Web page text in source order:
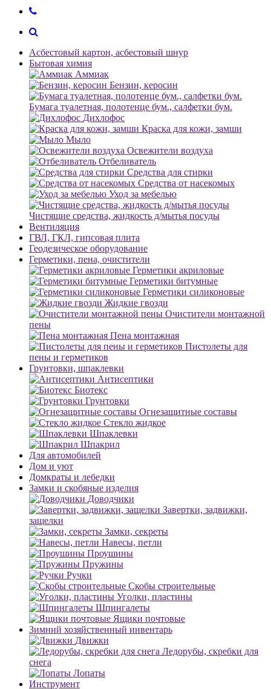
Асбестовый картон, асбестовый шнур
Бытовая химия
Аммиак
Бензин, керосин
Бумага туалетная, полотенце бум., салфетки бум.
Дихлофос
Краска для кожи, замши
Мыло
Освежители воздуха
Отбеливатель
Средства для стирки
Средства от насекомых
Уход за мебелью
Чистящие средства, жидкость д/мытья посуды
Вентиляция
ГВЛ, ГКЛ, гипсовая плита
Геодезическое оборудование
Герметики, пена, очистители
Герметики акриловые
Герметики битумные
Герметики силиконовые
Жидкие гвозди
Очистители монтажной
пены
Пена монтажная
Пистолеты для
пены и герметиков
Грунтовки, шпаклевки
Антисептики
Биотекс
Грунтовки
Огнезащитные составы
Стекло жидкое
Шпаклевки
Шпакрил
Для автомобилей
Дом и уют
Домкраты и лебедки
Замки и скобяные изделия
Доводчики
Завертки, задвижки,
защелки
Замки, секреты
Навесы, петли
Проушины
Пружины
Ручки
Скобы строительные
Уголки, пластины
Шпингалеты
Ящики почтовые
Зимний хозяйственный инвентарь
Движки
Ледорубы, скребки для
снега
Лопаты
Инструмент